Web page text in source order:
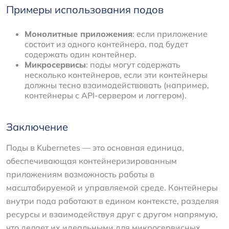
Примеры использования подов
Монолитные приложения: если приложение
состоит из одного контейнера, под будет
содержать один контейнер.
Микросервисы: поды могут содержать
несколько контейнеров, если эти контейнеры
должны тесно взаимодействовать (например,
контейнеры с API-сервером и логгером).
Заключение
Поды в Kubernetes — это основная единица,
обеспечивающая контейнеризированным
приложениям возможность работы в
масштабируемой и управляемой среде. Контейнеры
внутри пода работают в едином контексте, разделяя
ресурсы и взаимодействуя друг с другом напрямую,